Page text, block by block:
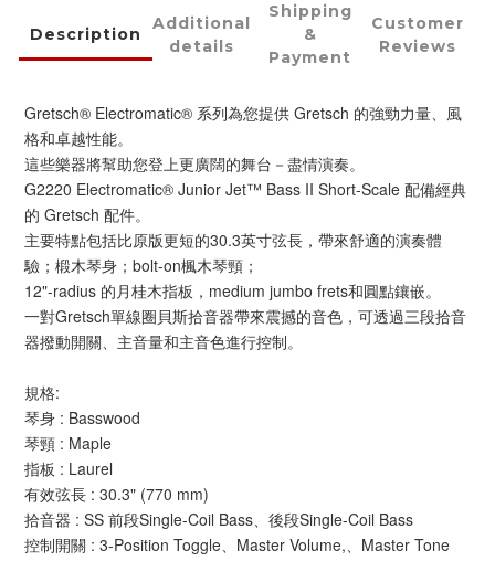
Description
Additional
details
Shipping
&
Payment
Customer
Reviews
Gretsch® Electromatic® 系列為您提供 Gretsch 的強勁力量、風
格和卓越性能。
這些樂器將幫助您登上更廣闊的舞台－盡情演奏。
G2220 Electromatic® Junior Jet™ Bass II Short-Scale 配備經典
的 Gretsch 配件。
主要特點包括比原版更短的30.3英寸弦長，帶來舒適的演奏體
驗；椴木琴身；bolt-on楓木琴頸；
12"-radius 的月桂木指板，medium jumbo frets和圓點鑲嵌。
一對Gretsch單線圈貝斯拾音器帶來震撼的音色，可透過三段拾音
器撥動開關、主音量和主音色進行控制。
規格:
琴身 : Basswood
琴頸 : Maple
指板 : Laurel
有效弦長 : 30.3" (770 mm)
拾音器 : SS 前段Single-Coil Bass、後段Single-Coil Bass
控制開關 : 3-Position Toggle、Master Volume,、Master Tone